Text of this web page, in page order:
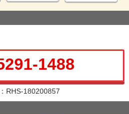
1488
RHS-180200857